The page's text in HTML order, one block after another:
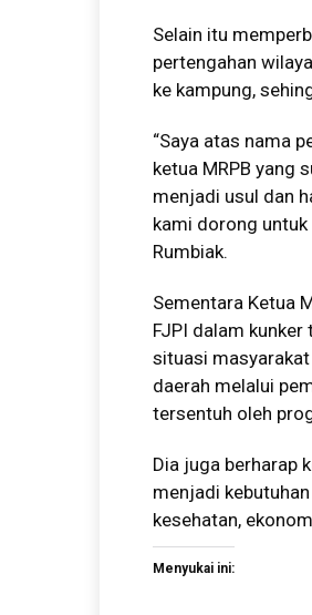
Selain itu
pertengahan
ke kampung,
“Saya atas nama
ketua MRPB yang
menjadi usul dan
kami dorong
Rumbiak.
Sementara Ketua
FJPI dalam
situasi masyarakat
daerah melalui
tersentuh oleh
Dia juga berharap
menjadi
kesehatan,
Menyukai ini: